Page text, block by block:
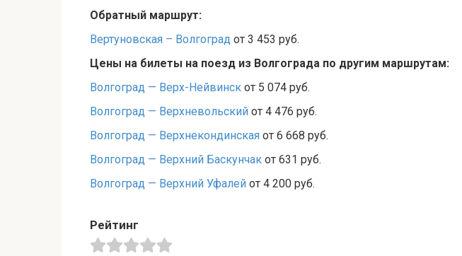
Обратный маршрут:
Вертуновская – Волгоград от 3 453 руб.
Цены на билеты на поезд из Волгограда по другим маршрутам:
Волгоград — Верх-Нейвинск от 5 074 руб.
Волгоград — Верхневольский от 4 476 руб.
Волгоград — Верхнекондинская от 6 668 руб.
Волгоград — Верхний Баскунчак от 631 руб.
Волгоград — Верхний Уфалей от 4 200 руб.
Рейтинг